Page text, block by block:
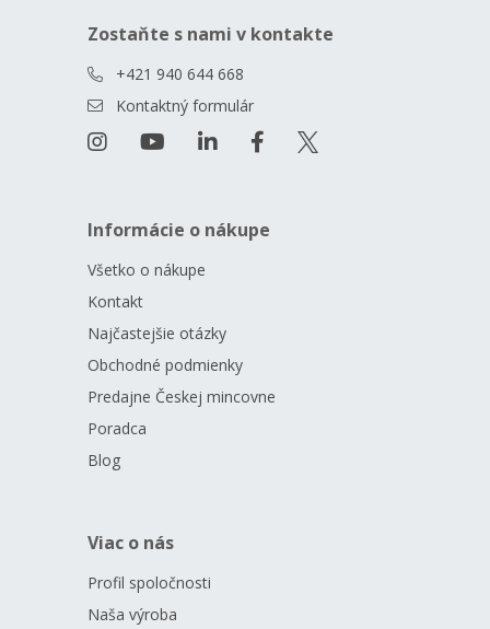
Zostaňte s nami v kontakte
+421 940 644 668
Kontaktný formulár
Informácie o nákupe
Všetko o nákupe
Kontakt
Najčastejšie otázky
Obchodné podmienky
Predajne Českej mincovne
Poradca
Blog
Viac o nás
Profil spoločnosti
Naša výroba